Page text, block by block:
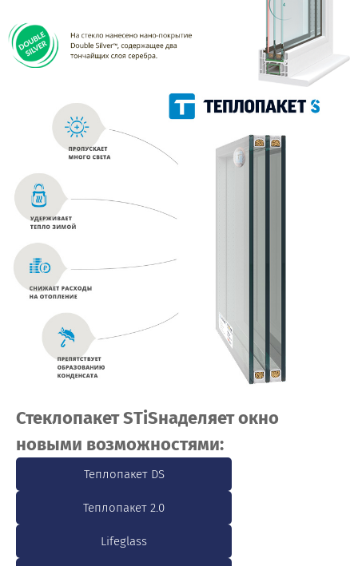
Стеклопакет STiSнаделяет окно
новыми возможностями:
Теплопакет DS
Теплопакет 2.0
Lifeglass